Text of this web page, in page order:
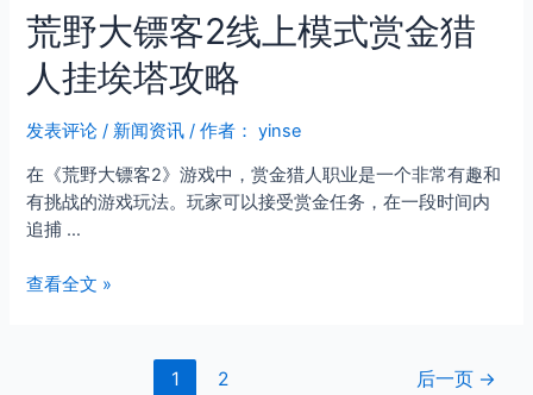
点
功
能
多
样
性
镖
客
2：
绝
世
作，
引
领
戏
荒野大镖客2线上模式赏金猎
人挂埃塔攻略
发表评论 / 新闻资讯 / 作者： yinse
在《荒野大镖客2》游戏中，赏金猎人职业是一个非常有趣和
有挑战的游戏玩法。玩家可以接受赏金任务，在一段时间内
追捕 …
荒
查看全文 »
1 2 后一页 →